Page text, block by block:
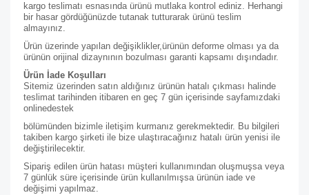
kargo teslimatı esnasında ürünü mutlaka kontrol ediniz. Herhangi
bir hasar gördüğünüzde tutanak tutturarak ürünü teslim
almayınız.
Ürün üzerinde yapılan değişiklikler,ürünün deforme olması ya da
ürünün orijinal dizaynının bozulması garanti kapsamı dışındadır.
Ürün İade Koşulları
Sitemiz üzerinden satın aldığınız ürünün hatalı çıkması halinde
teslimat tarihinden itibaren en geç 7 gün içerisinde sayfamızdaki
onlinedestek
bölümünden bizimle iletişim kurmanız gerekmektedir. Bu bilgileri
takiben kargo şirketi ile bize ulaştıracağınız hatalı ürün yenisi ile
değiştirilecektir.
Sipariş edilen ürün hatası müşteri kullanımından oluşmuşsa veya
7 günlük süre içerisinde ürün kullanılmışsa ürünün iade ve
değişimi yapılmaz.